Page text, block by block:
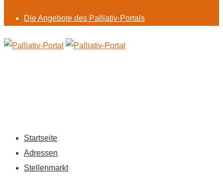
Die Angebote des Palliativ-Portals
Startseite
Adressen
Stellenmarkt